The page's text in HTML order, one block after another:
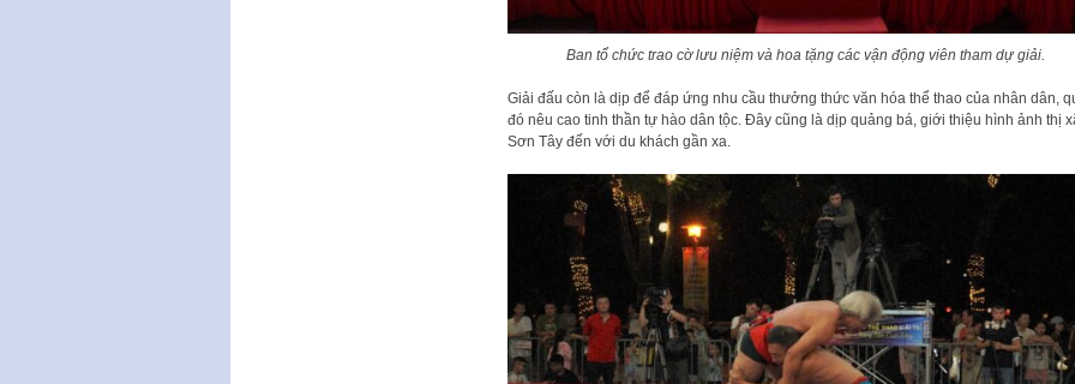
Ban tổ chức trao cờ lưu niệm và hoa tặng các vận động viên tham dự giải.
Giải đấu còn là dịp để đáp ứng nhu cầu thưởng thức văn hóa thể thao của nhân dân,
đó nêu cao tinh thần tự hào dân tộc. Đây cũng là dịp quảng bá, giới thiệu hình ảnh thị
Sơn Tây đến với du khách gần xa.